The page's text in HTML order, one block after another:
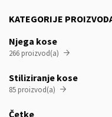
KATEGORIJE
Njega kose
266 proizvod(a) 
Stiliziranje kose
85 proizvod(a) 
Četke